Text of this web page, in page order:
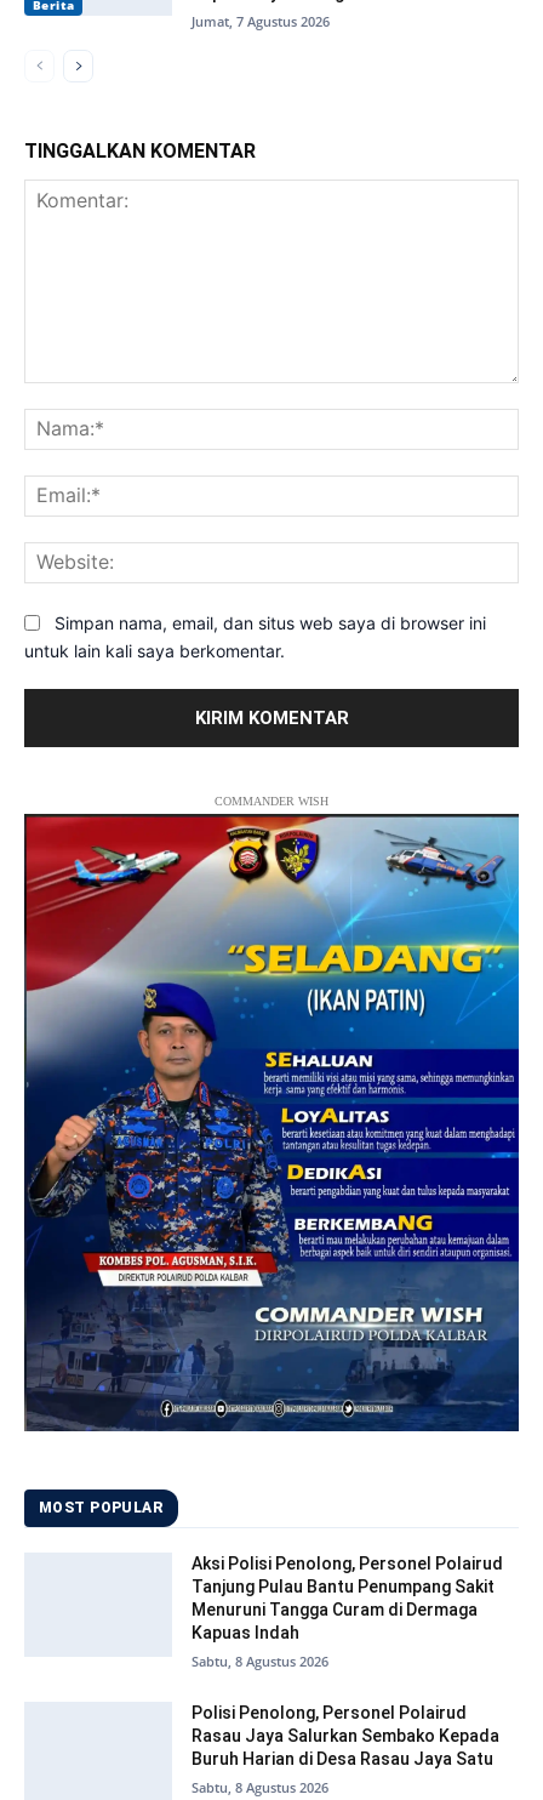
Berita
Jumat, 7 Agustus 2026
TINGGALKAN KOMENTAR
Simpan nama, email, dan situs web saya di browser ini
untuk lain kali saya berkomentar.
COMMANDER WISH
MOST POPULAR
Aksi Polisi Penolong, Personel Polairud
Tanjung Pulau Bantu Penumpang Sakit
Menuruni Tangga Curam di Dermaga
Kapuas Indah
Sabtu, 8 Agustus 2026
Polisi Penolong, Personel Polairud
Rasau Jaya Salurkan Sembako Kepada
Buruh Harian di Desa Rasau Jaya Satu
Sabtu, 8 Agustus 2026